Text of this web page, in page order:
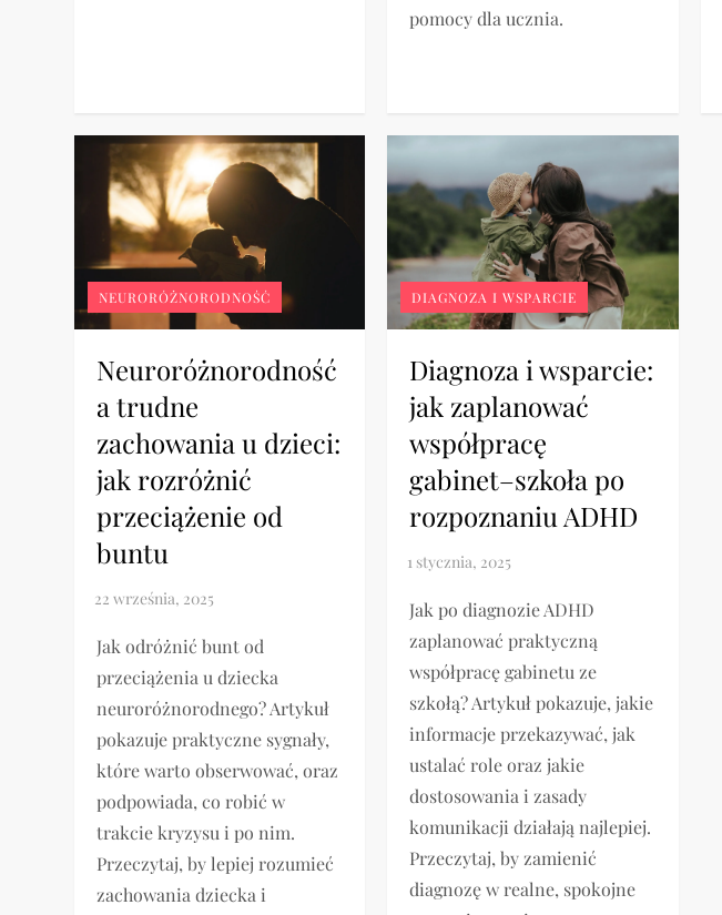
pomocy dla ucznia.
NEURORÓŻNORODNOŚĆ
Neuroróżnorodność
a trudne
zachowania u dzieci:
jak rozróżnić
przeciążenie od
buntu
Jak odróżnić bunt od
przeciążenia u dziecka
neuroróżnorodnego? Artykuł
pokazuje praktyczne sygnały,
które warto obserwować, oraz
podpowiada, co robić w
trakcie kryzysu i po nim.
Przeczytaj, by lepiej rozumieć
zachowania dziecka i
DIAGNOZA I WSPARCIE
Diagnoza i wsparcie:
jak zaplanować
współpracę
gabinet–szkoła po
rozpoznaniu ADHD
Jak po diagnozie ADHD
zaplanować praktyczną
współpracę gabinetu ze
szkołą? Artykuł pokazuje, jakie
informacje przekazywać, jak
ustalać role oraz jakie
dostosowania i zasady
komunikacji działają najlepiej.
Przeczytaj, by zamienić
diagnozę w realne, spokojne